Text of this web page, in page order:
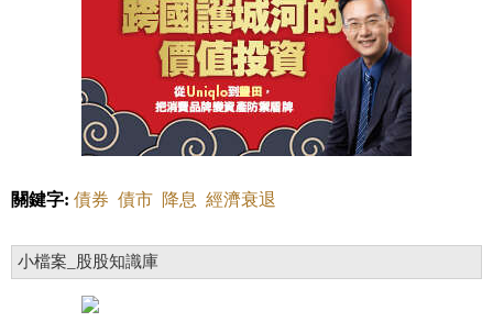
關鍵字: 債券 債市 降息 經濟衰退
小檔案_股股知識庫